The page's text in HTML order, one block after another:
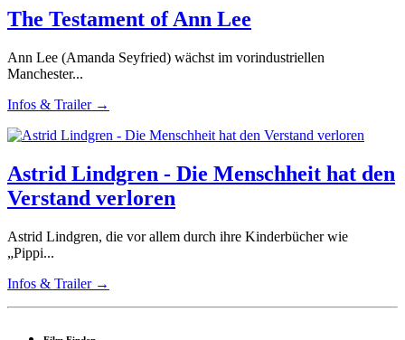
The Testament of Ann Lee
Ann Lee (Amanda Seyfried) wächst im vorindustriellen
Manchester...
Infos & Trailer →
Astrid Lindgren - Die Menschheit hat den
Verstand verloren
Astrid Lindgren, die vor allem durch ihre Kinderbücher wie
„Pippi...
Infos & Trailer →